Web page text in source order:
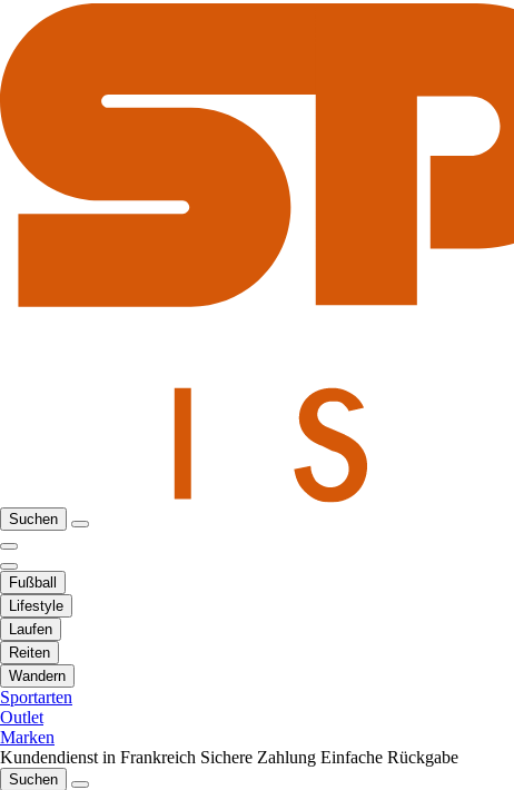
Suchen
Fußball
Lifestyle
Laufen
Reiten
Wandern
Sportarten
Outlet
Marken
Kundendienst in Frankreich Sichere Zahlung Einfache Rückgabe
Suchen